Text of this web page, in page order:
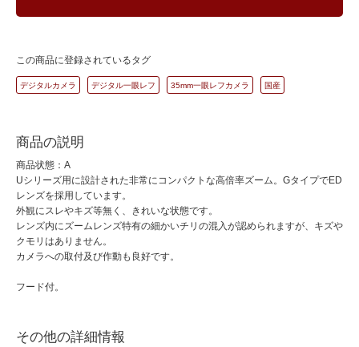
この商品に登録されているタグ
デジタルカメラ デジタル一眼レフ 35mm一眼レフカメラ 国産
商品の説明
商品状態：A
Uシリーズ用に設計された非常にコンパクトな高倍率ズーム。GタイプでED
レンズを採用しています。
外観にスレやキズ等無く、きれいな状態です。
レンズ内にズームレンズ特有の細かいチリの混入が認められますが、キズや
クモリはありません。
カメラへの取付及び作動も良好です。
フード付。
その他の詳細情報